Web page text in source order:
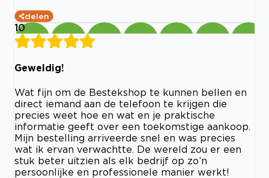
delen
10
Geweldig!
Wat fijn om de Bestekshop te kunnen bellen en
direct iemand aan de telefoon te krijgen die
precies weet hoe en wat en je praktische
informatie geeft over een toekomstige aankoop.
Mijn bestelling arriveerde snel en was precies
wat ik ervan verwachtte. De wereld zou er een
stuk beter uitzien als elk bedrijf op zo’n
persoonlijke en professionele manier werkt!